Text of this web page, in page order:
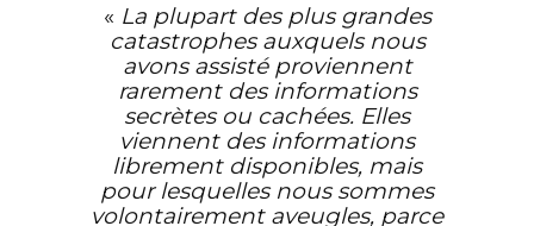
« La plupart des plus grandes
catastrophes auxquels nous
avons assisté proviennent
rarement des informations
secrètes ou cachées. Elles
viennent des informations
librement disponibles, mais
pour lesquelles nous sommes
volontairement aveugles, parce